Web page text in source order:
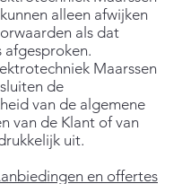
alleen afwijken
als dat
afgesproken.
Maarssen
de
van de algemene
van de Klant of van
uit.
en offertes